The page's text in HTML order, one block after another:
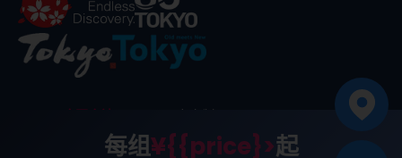
每组¥{{price}>起
. メード・イン・トーキョー